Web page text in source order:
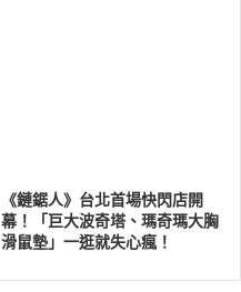
《鏈鋸人》台北首場快閃店開
幕！「巨大波奇塔、瑪奇瑪大胸
滑鼠墊」一逛就失心瘋！